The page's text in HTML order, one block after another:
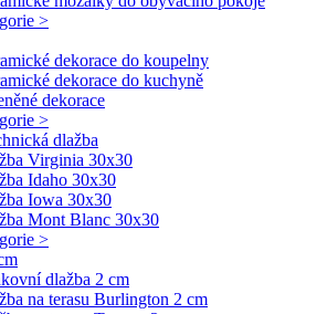
>
dekorace do koupelny
dekorace do kuchyně
dekorace
>
dlažba
Virginia 30x30
Idaho 30x30
Iowa 30x30
Mont Blanc 30x30
>
dlažba 2 cm
na terasu Burlington 2 cm